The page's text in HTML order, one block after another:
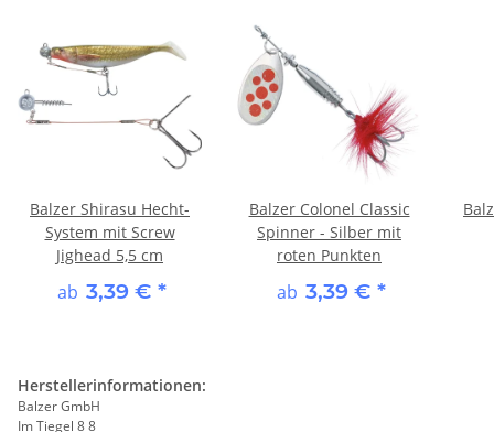
Balzer Shirasu Hecht-
System mit Screw
Jighead 5,5 cm
ab 3,39 € *
Balzer Colonel Classic
Spinner - Silber mit
roten Punkten
ab 3,39 € *
Herstellerinformationen:
Balzer GmbH
Im Tiegel 8 8